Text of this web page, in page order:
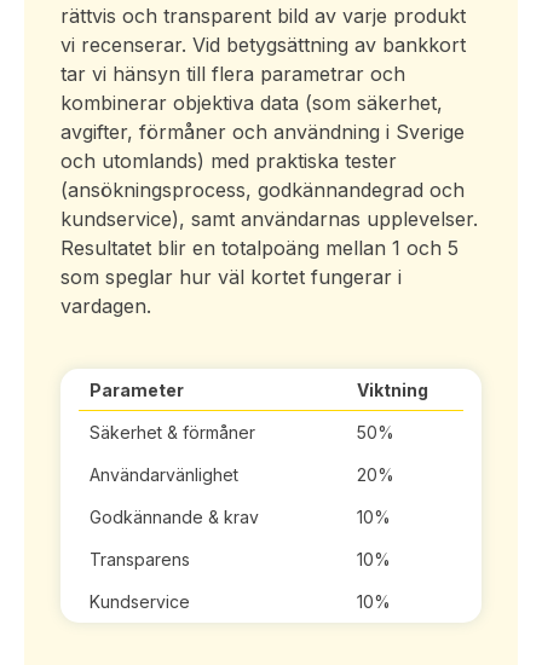
rättvis och transparent bild av varje produkt
vi recenserar. Vid betygsättning av bankkort
tar vi hänsyn till flera parametrar och
kombinerar objektiva data (som säkerhet,
avgifter, förmåner och användning i Sverige
och utomlands) med praktiska tester
(ansökningsprocess, godkännandegrad och
kundservice), samt användarnas upplevelser.
Resultatet blir en totalpoäng mellan 1 och 5
som speglar hur väl kortet fungerar i
vardagen.
Parameter Viktning
Säkerhet & förmåner 50%
Användarvänlighet 20%
Godkännande & krav 10%
Transparens 10%
Kundservice 10%